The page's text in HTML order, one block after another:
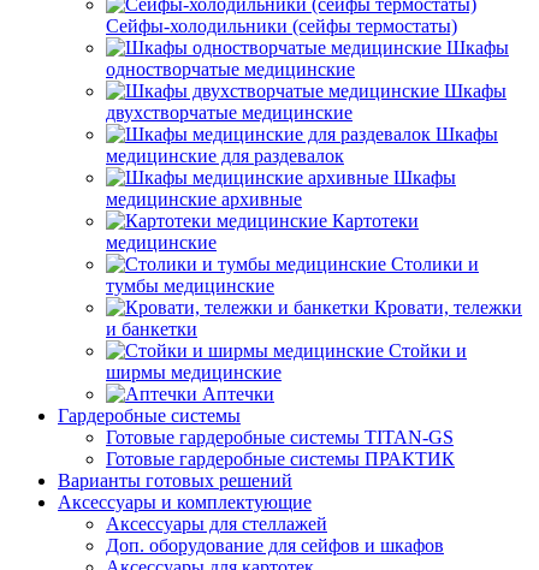
Сейфы-холодильники (сейфы термостаты)
Шкафы
одностворчатые медицинские
Шкафы
двухстворчатые медицинские
Шкафы
медицинские для раздевалок
Шкафы
медицинские архивные
Картотеки
медицинские
Столики и
тумбы медицинские
Кровати, тележки
и банкетки
Стойки и
ширмы медицинские
Аптечки
Гардеробные системы
Готовые гардеробные системы TITAN-GS
Готовые гардеробные системы ПРАКТИК
Варианты готовых решений
Аксессуары и комплектующие
Аксессуары для стеллажей
Доп. оборудование для сейфов и шкафов